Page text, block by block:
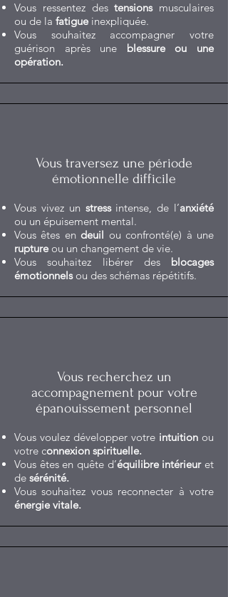
Vous ressentez destensionsmusculaires
ou de la fatigue inexpliquée.
Vous souhaitez accompagner votre
guérison après une blessure ou une
opération.
Vous traversez une période
émotionnelle difficile
Vous vivez un stressintense, de l’anxiété
ou un épuisement mental.
Vous êtes endeuil ou confronté(e) à une
rupture ou un changement de vie.
Vous souhaitez libérer des blocages
émotionnelsou des schémas répétitifs.
Vous recherchez un
accompagnement pour votre
épanouissement personnel
Vous voulez développer votre intuition ou
votre connexion spirituelle.
Vous êtes en quête d’équilibre intérieur et
de sérénité.
Vous souhaitez vous reconnecter à votre
énergie vitale.